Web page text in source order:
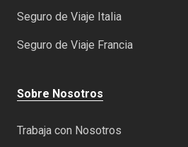
Seguro de Viaje Italia
Seguro de Viaje Francia
Sobre Nosotros
Trabaja con Nosotros